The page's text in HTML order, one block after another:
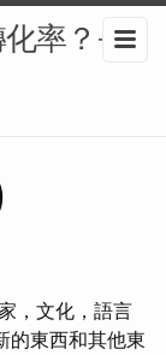
率？-
，文化，語言
的東西和其他東